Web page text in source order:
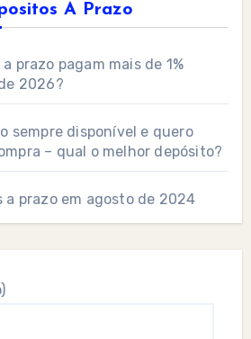
A Prazo
prazo pagam mais de 1%
2026?
sempre disponível e quero
– qual o melhor depósito?
a prazo em agosto de 2024